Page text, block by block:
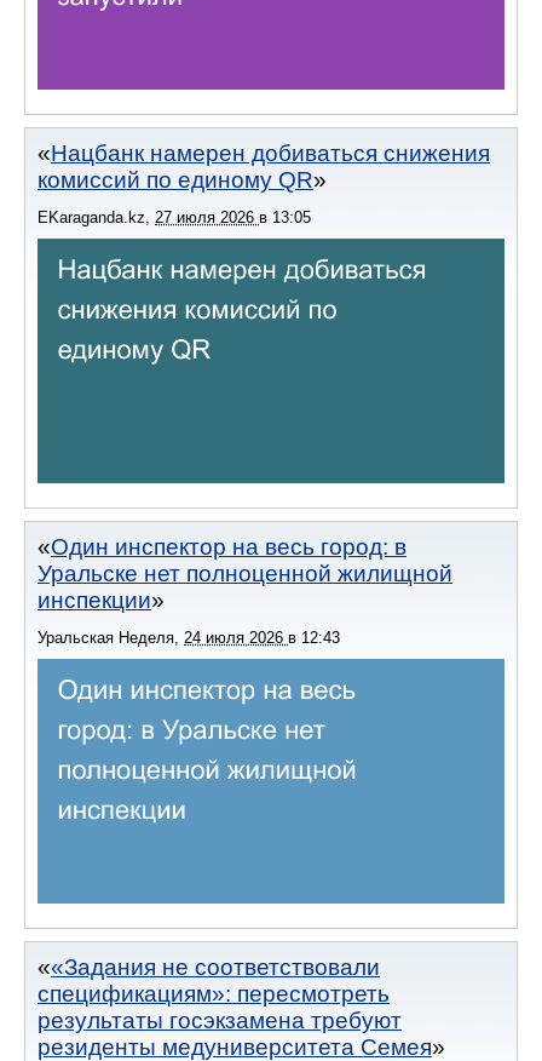
Нацбанк намерен добиваться снижения
комиссий по единому QR
EKaraganda.kz 27 июля 2026 в 13:05
Один инспектор на весь город: в
Уральске нет полноценной жилищной
инспекции
Уральская Неделя 24 июля 2026 в 12:43
«Задания не соответствовали
спецификациям»: пересмотреть
результаты госэкзамена требуют
резиденты медуниверситета Семея